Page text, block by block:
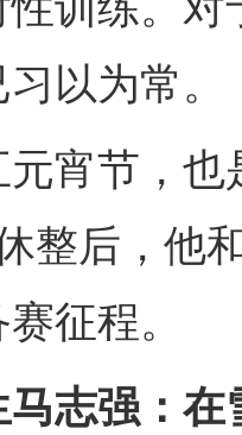
以为常。
节，也
整后，他
征程。
强：在